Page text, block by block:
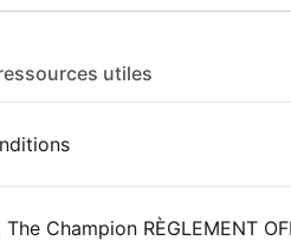
utiles
Champion RÈGLEMENT